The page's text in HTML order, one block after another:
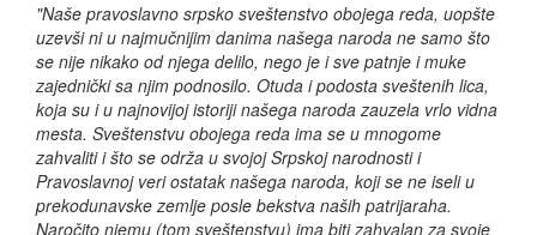
"Naše pravoslavno srpsko sveštenstvo obojega reda, uopšte
uzevši ni u najmučnijim danima našega naroda ne samo što
se nije nikako od njega delilo, nego je i sve patnje i muke
zajednički sa njim podnosilo. Otuda i podosta sveštenih lica,
koja su i u najnovijoj istoriji našega naroda zauzela vrlo vidna
mesta. Sveštenstvu obojega reda ima se u mnogome
zahvaliti i što se održa u svojoj Srpskoj narodnosti i
Pravoslavnoj veri ostatak našega naroda, koji se ne iseli u
prekodunavske zemlje posle bekstva naših patrijaraha.
Naročito njemu (tom sveštenstvu) ima biti zahvalan za svoje